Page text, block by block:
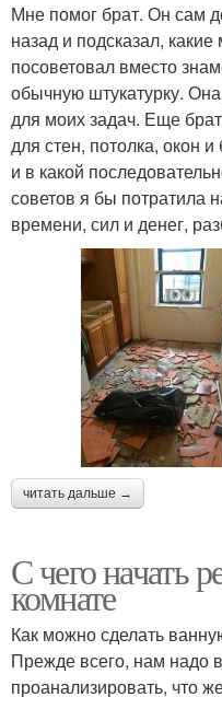
Мне помог брат. Он сам
назад и подсказал,
посоветовал вместо
обычную штукатурку.
для моих задач. Еще
для стен, потолка, окон
и в какой
советов я бы потратила
времени, сил и денег,
читать дальше →
С чего начать
комнате
Как можно сделать
Прежде всего, нам надо
проанализировать, что